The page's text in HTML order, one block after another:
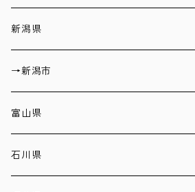
新潟県
→新潟市
富山県
石川県